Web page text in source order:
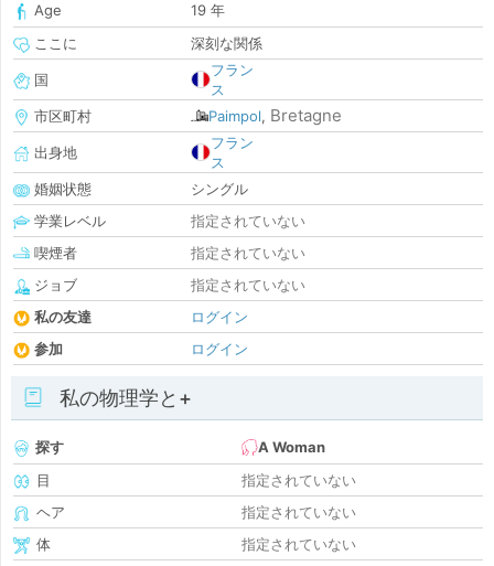
Age
19 年
ここに
深刻な関係
国
フラン
ス
市区町村
Paimpol, Bretagne
出身地
フラン
ス
婚姻状態
シングル
学業レベル
指定されていない
喫煙者
指定されていない
ジョブ
指定されていない
私の友達
ログイン
参加
ログイン
私の物理学と+
探す
A Woman
目
指定されていない
ヘア
指定されていない
体
指定されていない